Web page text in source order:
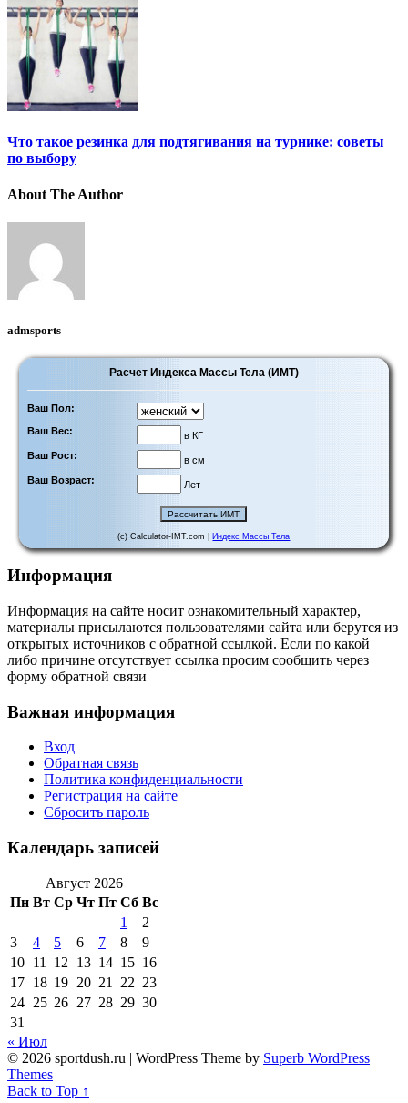
Что такое резинка для подтягивания на турнике: советы
по выбору
About The Author
admsports
Расчет Индекса Массы Тела (ИМТ)
Ваш Пол:
Ваш Вес:
в КГ
Ваш Рост:
в см
Ваш Возраст:
Лет
(c) Calculator-IMT.com | Индекс Массы Тела
Информация
Информация на сайте носит ознакомительный характер,
материалы присылаются пользователями сайта или берутся из
открытых источников с обратной ссылкой. Если по какой
либо причине отсутствует ссылка просим сообщить через
форму обратной связи
Важная информация
Вход
Обратная связь
Политика конфиденциальности
Регистрация на сайте
Сбросить пароль
Календарь записей
Август 2026
Пн Вт Ср Чт Пт Сб Вс
1
2
3
4 5 6 7 8
9
10 11 12 13 14 15 16
17 18 19 20 21 22 23
24 25 26 27 28 29 30
31
« Июл
© 2026 sportdush.ru | WordPress Theme by Superb WordPress
Themes
Back to Top ↑